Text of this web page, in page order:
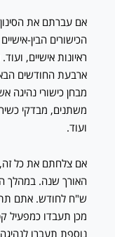
אם עברתם את הסינון
הכישורים הבין-
ראיונות אישיים,
ארבעת החודשים
מבחן כישורי נהיגה
משתנים, מבדקי
ועוד.
אם צלחתם את כל
ש"ח לחודש. אתם
מכן תעבדו כמפעיל
נוספת תעברו